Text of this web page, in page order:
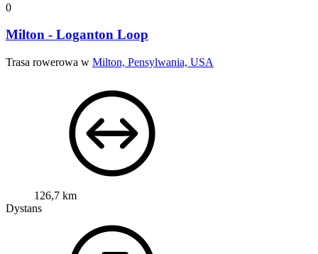
0
Milton - Loganton Loop
Trasa rowerowa w Milton, Pensylwania, USA
126,7 km
Dystans